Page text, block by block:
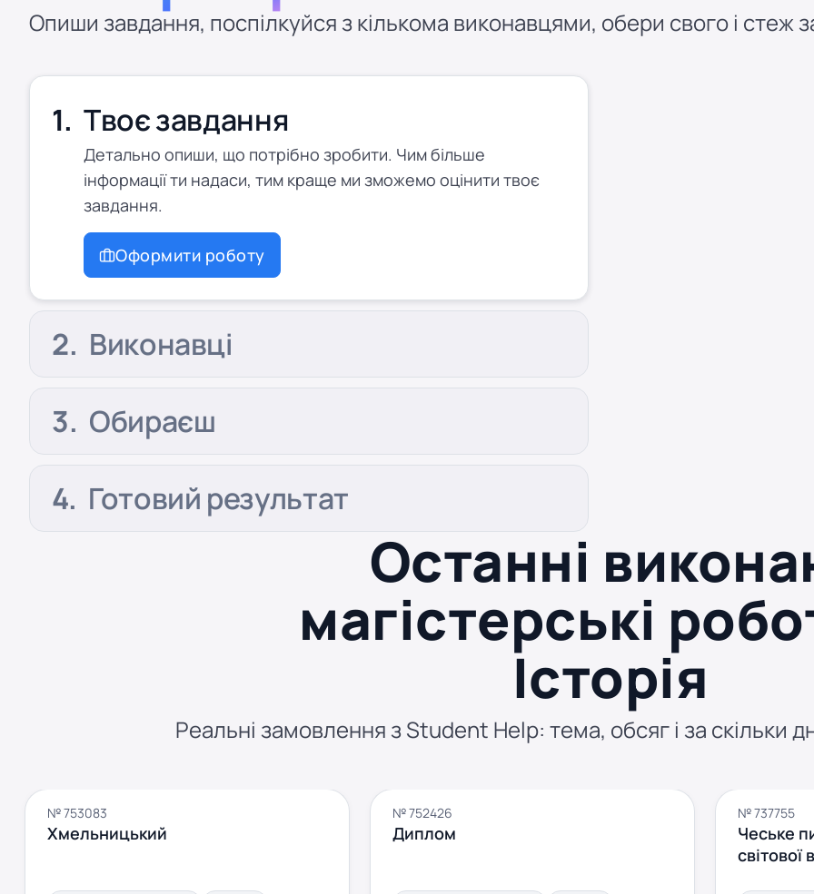
Опиши завдання, поспілкуйся з кількома виконавцями, обери свого і стеж
Твоє завдання
Детально опиши, що потрібно зробити. Чим більше
інформації ти надаси, тим краще ми зможемо оцінити твоє
завдання.
Оформити роботу
Виконавці
Обираєш
Готовий результат
Останні
магістерські
Історія
Реальні замовлення з Student Help: тема, обсяг і за скільки
№ 753083
Хмельницький
№ 752426
Диплом
№ 737755
Чеське
світової